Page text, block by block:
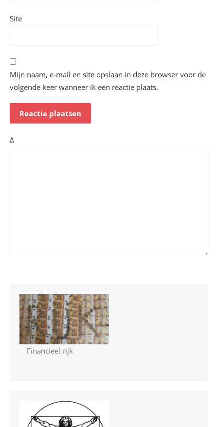
Site
Mijn naam, e-mail en site opslaan in deze browser voor de
volgende keer wanneer ik een reactie plaats.
Δ
Financieel rijk